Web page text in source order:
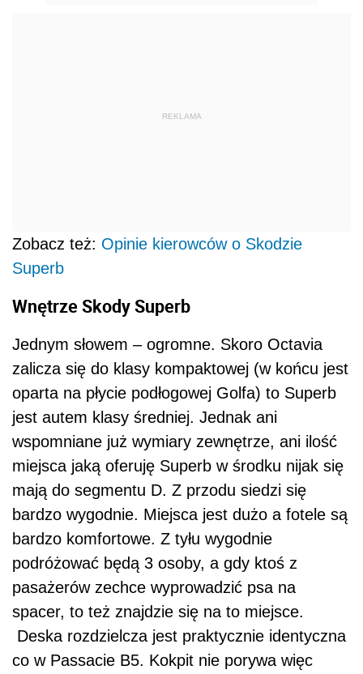
REKLAMA
Zobacz też: Opinie kierowców o Skodzie
Superb
Wnętrze Skody Superb
Jednym słowem – ogromne. Skoro Octavia
zalicza się do klasy kompaktowej (w końcu jest
oparta na płycie podłogowej Golfa) to Superb
jest autem klasy średniej. Jednak ani
wspomniane już wymiary zewnętrze, ani ilość
miejsca jaką oferuję Superb w środku nijak się
mają do segmentu D. Z przodu siedzi się
bardzo wygodnie. Miejsca jest dużo a fotele są
bardzo komfortowe. Z tyłu wygodnie
podróżować będą 3 osoby, a gdy ktoś z
pasażerów zechce wyprowadzić psa na
spacer, to też znajdzie się na to miejsce.
Deska rozdzielcza jest praktycznie identyczna
co w Passacie B5. Kokpit nie porywa więc